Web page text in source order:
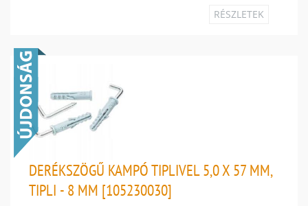
RÉSZLETEK
DERÉKSZÖGŰ KAMPÓ TIPLIVEL 5,0 X 57 MM,
TIPLI - 8 MM [105230030]